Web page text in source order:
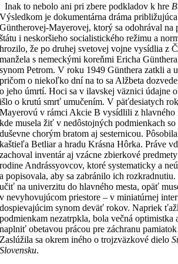
Inak to nebolo ani pri zbere podkladov k hre
Výsledkom je dokumentárna dráma
Güntherovej-Mayerovej, ktorý sa odohrával na
štátu i neskoršieho socialistického režimu a
hrozilo, že po druhej svetovej vojne vysídlia z
manžela s nemeckými koreňmi Ericha
synom Petrom. V roku 1949 Günthera zatkli a
pričom o niekoľko dní na to sa Alžbeta
o jeho úmrtí. Hoci sa v ilavskej väznici údajne
išlo o krutú smrť umučením. V päťdesiatych
Mayerovú v rámci Akcie B vysídlili z hlavného
kde musela žiť v nedôstojných podmienkach
duševne chorým bratom aj sesternicou.
kaštieľa Betliar a hradu Krásna Hôrka. Práve
zachoval inventár aj vzácne zbierkové
rodine Andrássyovcov, ktoré systematicky a
a popisovala, aby sa zabránilo ich
učiť na univerzitu do hlavného mesta, opäť
v nevyhovujúcom priestore – v miniatúrnej
dospievajúcim synom deväť rokov. Napriek
podmienkam nezatrpkla, bola večná optimistka
naplniť obetavou prácou pre záchranu
Zaslúžila sa okrem iného o trojzväzkové dielo
Slovensku.